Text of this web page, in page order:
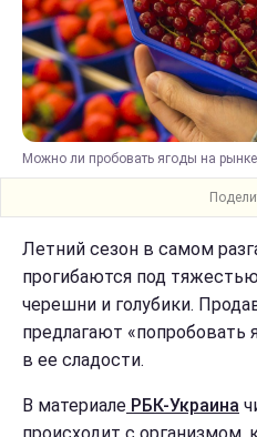
Можно ли пробовать ягоды на
Летний сезон в самом
прогибаются под
черешни и голубики.
предлагают «попробовать
в ее сладости.
В материале РБК-Украина